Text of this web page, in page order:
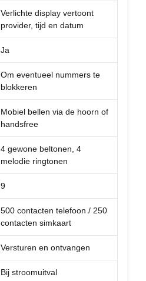
Verlichte display vertoont
provider, tijd en datum
Ja
Om eventueel nummers te
blokkeren
Mobiel bellen via de hoorn of
handsfree
4 gewone beltonen, 4
melodie ringtonen
9
500 contacten telefoon / 250
contacten simkaart
Versturen en ontvangen
Bij stroomuitval